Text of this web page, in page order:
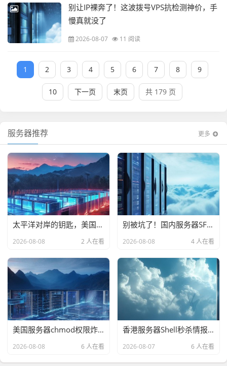
别让IP裸奔了！这波拨号VPS抗检测神价，手
慢真就没了
2026-08-07 11 阅读
1 2 3 4 5 6 7 8 9
10 下一页 末页 共 179 页
服务器推荐 更多
太平洋对岸的钥匙，美国服务器权限管理的硬核选型指南—从root到sudo的生存法则
2026-08-08 2 人在看
别被坑了！国内服务器SFTP慢成狗？这份保姆级选购避坑指南，看完直接上车
2026-08-08 4 人在看
美国服务器chmod权限炸了？我拿三台洋垃圾实测，结果有点意外
2026-08-08 6 人在看
香港服务器Shell秒杀情报，晚高峰不丢包，1核1G仅28元/月，手慢无！
2026-08-07 6 人在看